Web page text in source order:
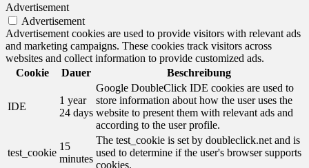
Advertisement
Advertisement
Advertisement cookies are used to provide visitors with relevant ads
and marketing campaigns. These cookies track visitors across
websites and collect information to provide customized ads.
Cookie
Dauer Beschreibung
IDE
1 year
24 days
Google DoubleClick IDE cookies are used to
store information about how the user uses the
website to present them with relevant ads and
according to the user profile.
test_cookie
15
minutes
The test_cookie is set by doubleclick.net and is
used to determine if the user's browser supports
cookies.